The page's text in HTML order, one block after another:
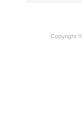
Copyright